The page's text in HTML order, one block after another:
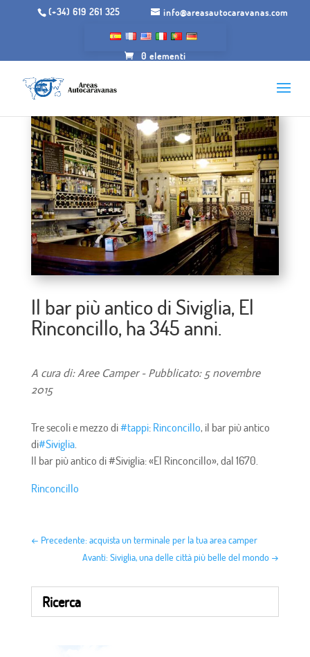
(+34) 619 261 325 info@areasautocaravanas.com
0 elementi
Il bar più antico di Siviglia, El
Rinconcillo, ha 345 anni.
A cura di: Aree Camper - Pubblicato: 5 novembre
2015
Tre secoli e mezzo di#tappi: Rinconcillo, il bar più antico
di#Siviglia.
Il bar più antico di #Siviglia: «El Rinconcillo», dal 1670.
Rinconcillo
← Precedente: acquista un terminale per la tua area camper
Avanti: Siviglia, una delle città più belle del mondo →